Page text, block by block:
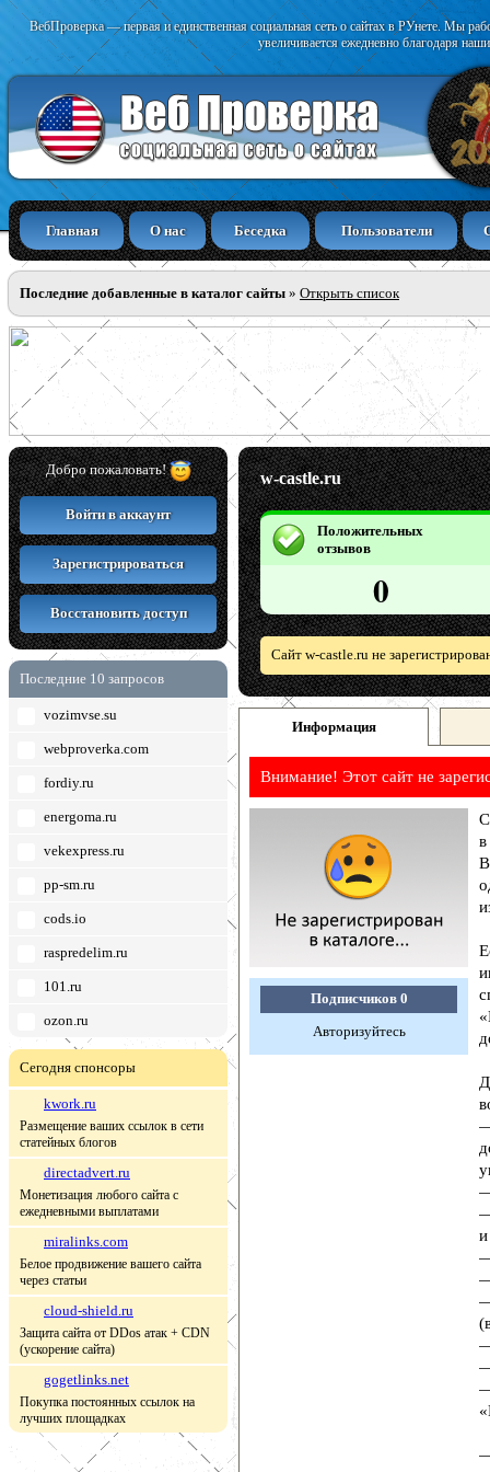
ВебПроверка — первая и единственная социальная сеть о сайтах в РУнете. Мы
увеличивается ежедневно благодаря
Главная О нас Беседка Пользователи
Последние добавленные в каталог сайты » Открыть список
Добро пожаловать!
Войти в аккаунт
Зарегистрироваться
Восстановить доступ
Последние 10 запросов
vozimvse.su
webproverka.com
fordiy.ru
energoma.ru
vekexpress.ru
pp-sm.ru
cods.io
raspredelim.ru
101.ru
ozon.ru
Сегодня спонсоры
kwork.ru
Размещение ваших ссылок в сети
статейных блогов
directadvert.ru
Монетизация любого сайта с
ежедневными выплатами
miralinks.com
Белое продвижение вашего сайта
через статьи
cloud-shield.ru
Защита сайта от DDos атак + CDN
(ускорение сайта)
gogetlinks.net
Покупка постоянных ссылок на
лучших площадках
w-castle.ru
Положительных
отзывов
0
Сайт w-castle.ru не
Информация
Внимание! Этот сайт не
Подписчиков 0
Авторизуйтесь